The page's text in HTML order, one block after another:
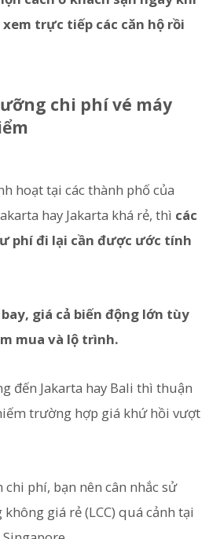
trực tiếp các căn hộ rồi
chi phí vé máy
hoạt tại các thành phố của
hay Jakarta khá rẻ, thì các
phí đi lại cần được ước tính
giá cả biến động lớn tùy
mua và lộ trình.
đến Jakarta hay Bali thì thuận
trường hợp giá khứ hồi vượt
phí, bạn nên cân nhắc sử
giá rẻ (LCC) quá cảnh tại